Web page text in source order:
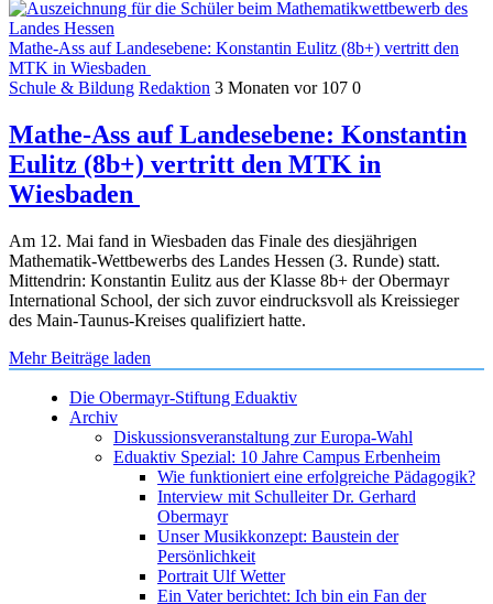
Mathe-Ass auf Landesebene: Konstantin Eulitz (8b+) vertritt den
MTK in Wiesbaden
Schule & Bildung Redaktion 3 Monaten vor 107 0
Mathe-Ass auf Landesebene: Konstantin
Eulitz (8b+) vertritt den MTK in
Wiesbaden
Am 12. Mai fand in Wiesbaden das Finale des diesjährigen
Mathematik-Wettbewerbs des Landes Hessen (3. Runde) statt.
Mittendrin: Konstantin Eulitz aus der Klasse 8b+ der Obermayr
International School, der sich zuvor eindrucksvoll als Kreissieger
des Main-Taunus-Kreises qualifiziert hatte.
Mehr Beiträge laden
Die Obermayr-Stiftung Eduaktiv
Archiv
Diskussionsveranstaltung zur Europa-Wahl
Eduaktiv Spezial: 10 Jahre Campus Erbenheim
Wie funktioniert eine erfolgreiche Pädagogik?
Interview mit Schulleiter Dr. Gerhard
Obermayr
Unser Musikkonzept: Baustein der
Persönlichkeit
Portrait Ulf Wetter
Ein Vater berichtet: Ich bin ein Fan der